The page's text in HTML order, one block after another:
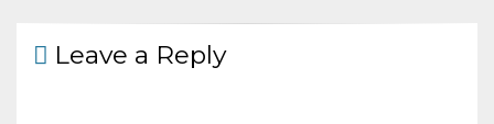
o
k
Leave a Reply